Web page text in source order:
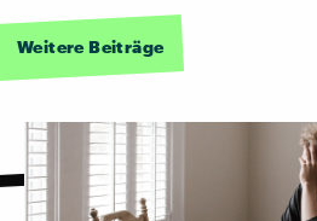
Weitere Beiträge